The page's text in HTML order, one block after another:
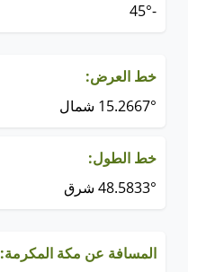
-45°
خط العرض:
15.2667° شمال
خط الطول:
48.5833° شرق
المسافة عن مكة المكرمة: